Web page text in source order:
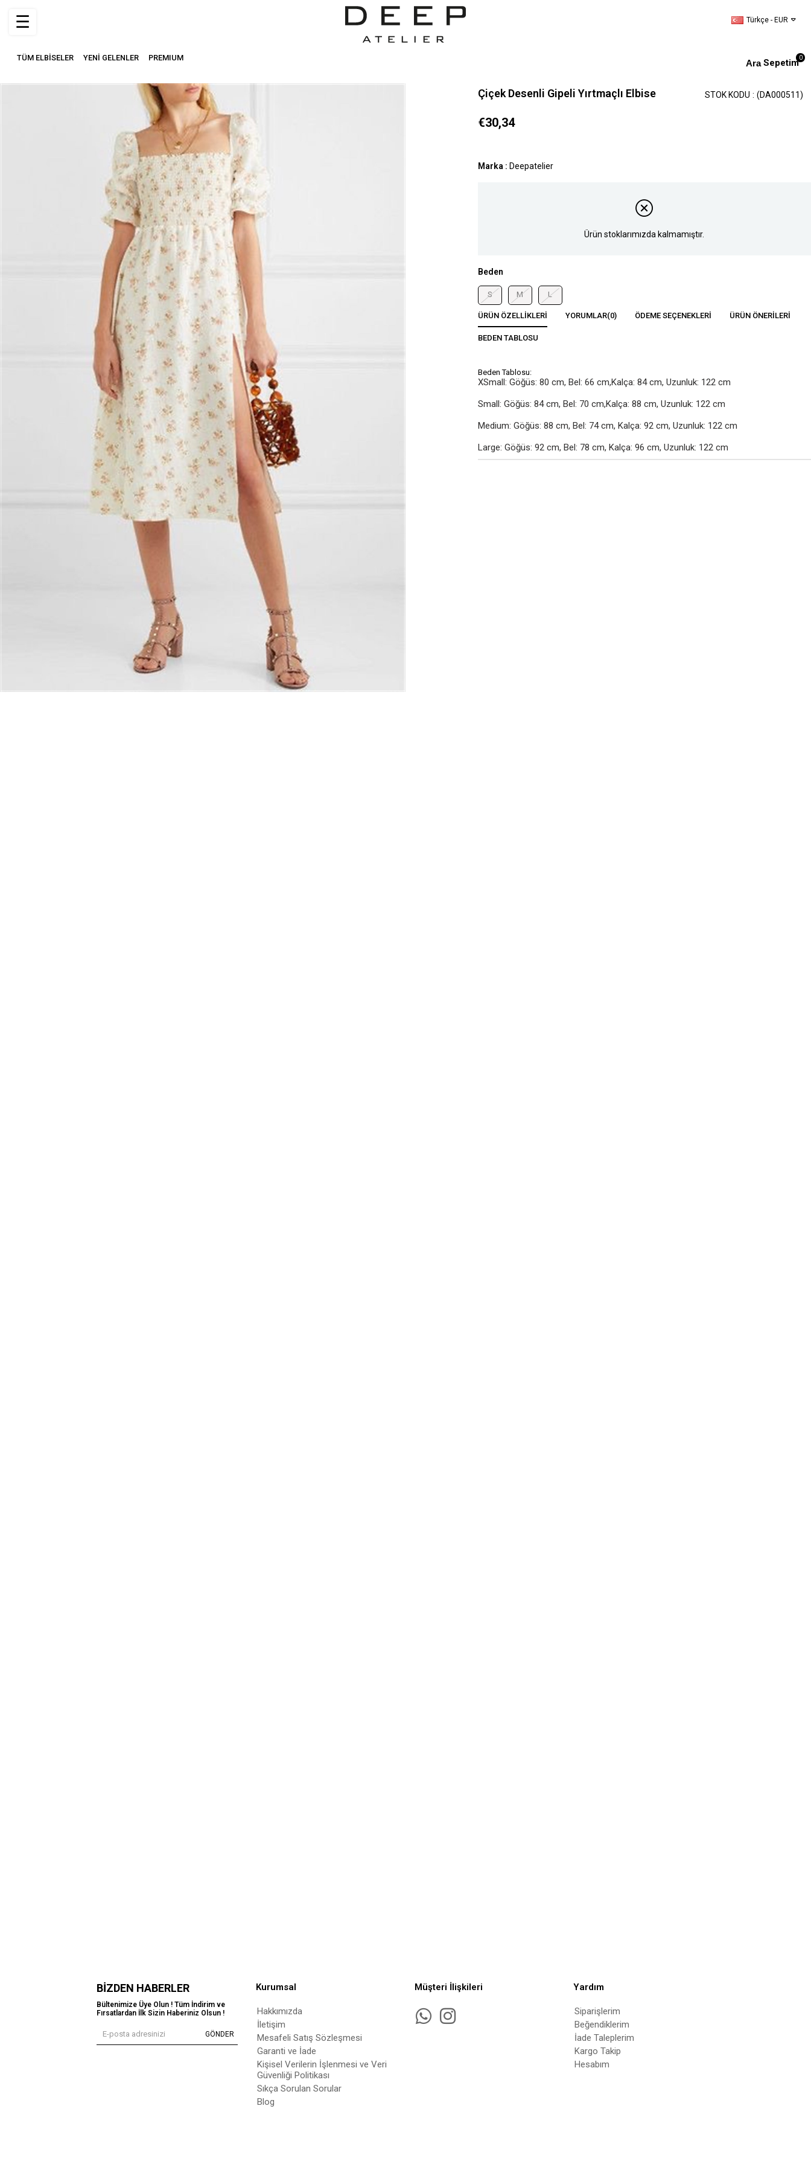
Türkçe - EUR
Sepetim0
TÜM ELBİSELER YENİ GELENLER PREMIUM
☰
Çiçek Desenli Gipeli Yırtmaçlı Elbise (DA000511)
STOK KODU
€30,34
Marka : Deepatelier
Ürün stoklarımızda kalmamıştır.
Beden
S M L
ÜRÜN ÖZELLIKLERI YORUMLAR(0) ÖDEME SEÇENEKLERI ÜRÜN ÖNERILERI
BEDEN TABLOSU
Beden Tablosu:
XSmall: Göğüs: 80 cm, Bel: 66 cm,Kalça: 84 cm, Uzunluk: 122 cm
Small: Göğüs: 84 cm, Bel: 70 cm,Kalça: 88 cm, Uzunluk: 122 cm
Medium: Göğüs: 88 cm, Bel: 74 cm, Kalça: 92 cm, Uzunluk: 122 cm
Large: Göğüs: 92 cm, Bel: 78 cm, Kalça: 96 cm, Uzunluk: 122 cm
BIZDEN HABERLER
Bültenimize Üye Olun ! Tüm İndirim ve
Fırsatlardan İlk Sizin Haberiniz Olsun !
GÖNDER
Kurumsal
Hakkımızda
İletişim
Mesafeli Satış Sözleşmesi
Garanti ve İade
Kişisel Verilerin İşlenmesi ve Veri
Güvenliği Politikası
Sıkça Sorulan Sorular
Blog
Müşteri İlişkileri Yardım
Siparişlerim
Beğendiklerim
İade Taleplerim
Kargo Takip
Hesabım